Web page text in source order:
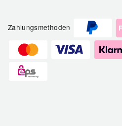
Zahlungsmethoden